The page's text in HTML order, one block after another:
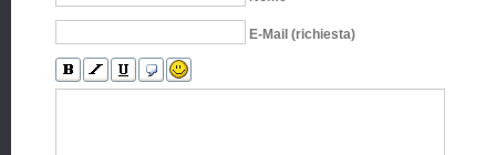
E-Mail (richiesta)